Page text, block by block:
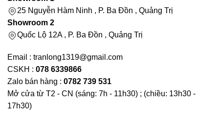
25 Nguyễn Hàm Ninh , P. Ba Đồn , Quảng Trị
Showroom 2
Quốc Lộ 12A , P. Ba Đồn , Quảng Trị
Email : tranlong1319@gmail.com
CSKH : 078 6339866
Zalo bán hàng : 0782 739 531
Mở cửa từ T2 - CN (sáng: 7h - 11h30) ; (chiều: 13h30 -
17h30)